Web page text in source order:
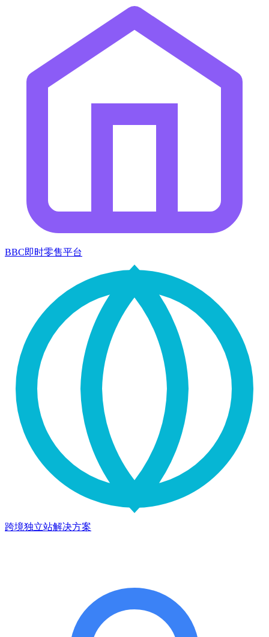
BBC即时零售平台
跨境独立站解决方案